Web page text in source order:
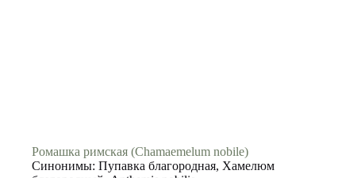
Ромашка римская (Chamaemelum nobile)
Синонимы: Пупавка благородная, Хамелюм